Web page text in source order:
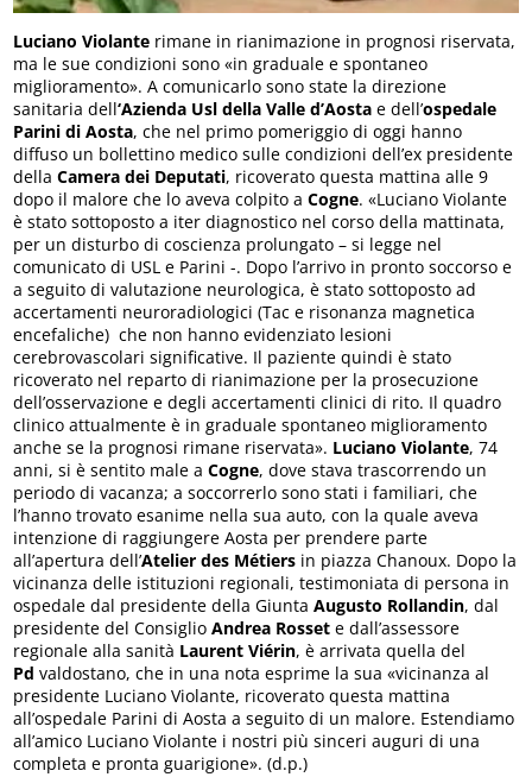
Luciano Violante rimane in rianimazione in prognosi riservata,
ma le sue condizioni sono «in graduale e spontaneo
miglioramento». A comunicarlo sono state la direzione
sanitaria dell‘Azienda Usl della Valle d’Aosta e dell’ospedale
Parini di Aosta, che nel primo pomeriggio di oggi hanno
diffuso un bollettino medico sulle condizioni dell’ex presidente
dellaCamera dei Deputati, ricoverato questa mattina alle 9
dopo il malore che lo aveva colpito aCogne. «Luciano Violante
è stato sottoposto a iter diagnostico nel corso della mattinata,
per un disturbo di coscienza prolungato – si legge nel
comunicato di USL e Parini -. Dopo l’arrivo in pronto soccorso e
a seguito di valutazione neurologica, è stato sottoposto ad
accertamenti neuroradiologici (Tac e risonanza magnetica
encefaliche) che non hanno evidenziato lesioni
cerebrovascolari significative. Il paziente quindi è stato
ricoverato nel reparto di rianimazione per la prosecuzione
dell’osservazione e degli accertamenti clinici di rito. Il quadro
clinico attualmente è in graduale spontaneo miglioramento
anche se la prognosi rimane riservata». Luciano Violante, 74
anni, si è sentito male aCogne, dove stava trascorrendo un
periodo di vacanza; a soccorrerlo sono stati i familiari, che
l’hanno trovato esanime nella sua auto, con la quale aveva
intenzione di raggiungere Aosta per prendere parte
all’apertura dell’Atelier des Métiers in piazza Chanoux. Dopo la
vicinanza delle istituzioni regionali, testimoniata di persona in
ospedale dal presidente della GiuntaAugusto Rollandin, dal
presidente del ConsiglioAndrea Rosset e dall’assessore
regionale alla sanità Laurent Viérin, è arrivata quella del
Pd valdostano, che in una nota esprime la sua «vicinanza al
presidente Luciano Violante, ricoverato questa mattina
all’ospedale Parini di Aosta a seguito di un malore. Estendiamo
all’amico Luciano Violante i nostri più sinceri auguri di una
completa e pronta guarigione». (d.p.)